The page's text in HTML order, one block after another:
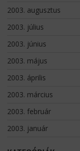
2003. augusztus
2003. július
2003. június
2003. május
2003. április
2003. március
2003. február
2003. január